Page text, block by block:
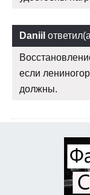
Daniil
если
должны.